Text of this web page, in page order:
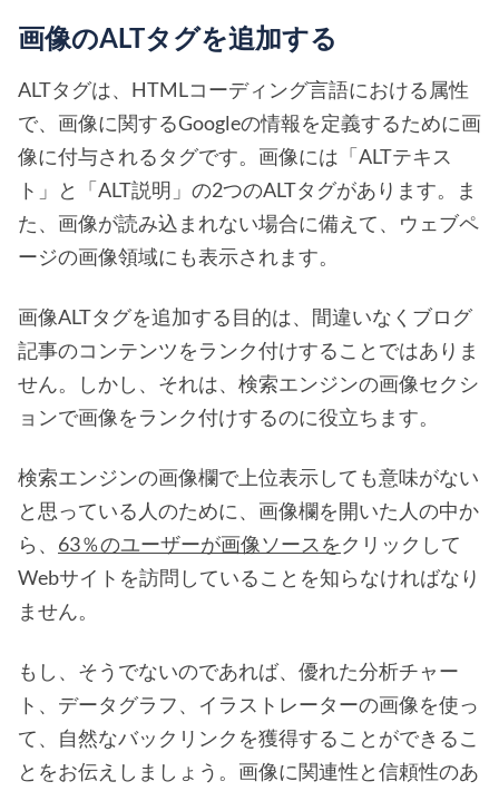
画像のALTタグを追加する
ALTタグは、HTMLコーディング言語における属性
で、画像に関するGoogleの情報を定義するために画
像に付与されるタグです。画像には「ALTテキス
ト」と「ALT説明」の2つのALTタグがあります。ま
た、画像が読み込まれない場合に備えて、ウェブペ
ージの画像領域にも表示されます。
画像ALTタグを追加する目的は、間違いなくブログ
記事のコンテンツをランク付けすることではありま
せん。しかし、それは、検索エンジンの画像セクシ
ョンで画像をランク付けするのに役立ちます。
検索エンジンの画像欄で上位表示しても意味がない
と思っている人のために、画像欄を開いた人の中か
ら、 63％のユーザーが画像ソースをクリックして
Webサイトを訪問していることを知らなければなり
ません。
もし、そうでないのであれば、優れた分析チャー
ト、データグラフ、イラストレーターの画像を使っ
て、自然なバックリンクを獲得することができるこ
とをお伝えしましょう。画像に関連性と信頼性のあ